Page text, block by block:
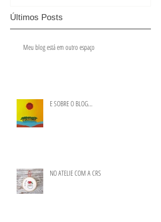
Últimos Posts
Meu blog está em outro espaço
E SOBRE O BLOG...
NO ATELIE COM A CRS